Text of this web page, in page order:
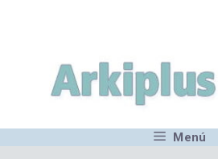
contenido
Menú